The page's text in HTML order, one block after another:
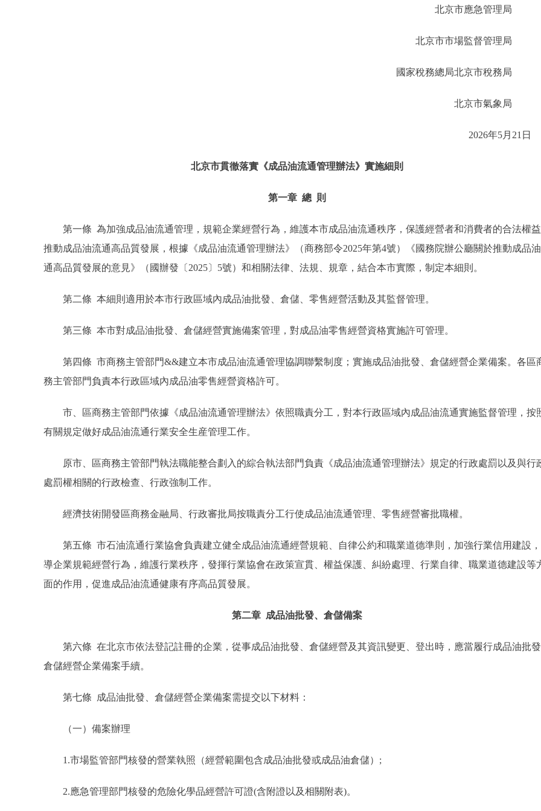
北京市應急管理
北京市市場監督管理
國家稅務總局北京市稅務
北京市氣象
2026年5月21
北京市貫徹落實《成品油流通管理辦法》實施細則
第一章 總 則
第一條 為加強成品油流通管理，規範企業經營行為，維護本市成品油流通秩序，保護經營者和消費者的合法權益
推動成品油流通高品質發展，根據《成品油流通管理辦法》（商務部令2025年第4號）《國務院辦公廳關於推動成品
通高品質發展的意見》（國辦發〔2025〕5號）和相關法律、法規、規章，結合本市實際，制定本細則。
第二條 本細則適用於本市行政區域內成品油批發、倉儲、零售經營活動及其監督管理。
第三條 本市對成品油批發、倉儲經營實施備案管理，對成品油零售經營資格實施許可管理。
第四條 市商務主管部門&&建立本市成品油流通管理協調聯繫制度；實施成品油批發、倉儲經營企業備案。各區
務主管部門負責本行政區域內成品油零售經營資格許可。
市、區商務主管部門依據《成品油流通管理辦法》依照職責分工，對本行政區域內成品油流通實施監督管理，按
有關規定做好成品油流通行業安全生産管理工作。
原市、區商務主管部門執法職能整合劃入的綜合執法部門負責《成品油流通管理辦法》規定的行政處罰以及與行
處罰權相關的行政檢查、行政強制工作。
經濟技術開發區商務金融局、行政審批局按職責分工行使成品油流通管理、零售經營審批職權。
第五條 市石油流通行業協會負責建立健全成品油流通經營規範、自律公約和職業道德準則，加強行業信用建設，
導企業規範經營行為，維護行業秩序，發揮行業協會在政策宣貫、權益保護、糾紛處理、行業自律、職業道德建設等
面的作用，促進成品油流通健康有序高品質發展。
第二章 成品油批發、倉儲備案
第六條 在北京市依法登記註冊的企業，從事成品油批發、倉儲經營及其資訊變更、登出時，應當履行成品油批發
倉儲經營企業備案手續。
第七條 成品油批發、倉儲經營企業備案需提交以下材料：
（一）備案辦理
1.市場監管部門核發的營業執照（經營範圍包含成品油批發或成品油倉儲）;
2.應急管理部門核發的危險化學品經營許可證(含附證以及相關附表)。